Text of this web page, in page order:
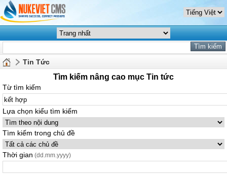
Tin Tức
Tìm kiếm nâng cao mục Tin tức
Từ tìm kiếm
Lựa chọn kiểu tìm kiếm
Tìm kiếm trong chủ đề
Thời gian (dd.mm.yyyy)